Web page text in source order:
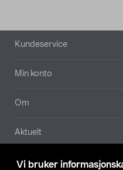
Vi bruker
Bunntekst
Kundeservice
Min konto
Om
Aktuelt
Våre selskaper